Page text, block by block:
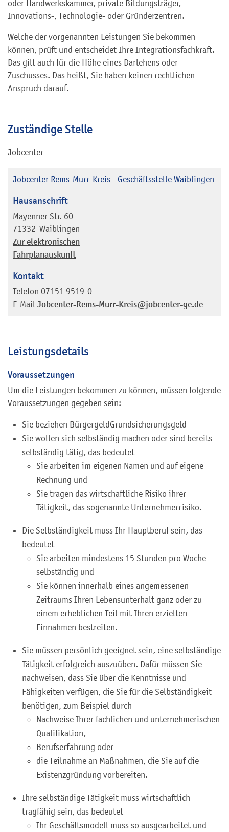
oder Handwerkskammer, private Bildungsträger,
Innovations-, Technologie- oder Gründerzentren.
Welche der vorgenannten Leistungen Sie bekommen
können, prüft und entscheidet Ihre Integrationsfachkraft.
Das gilt auch für die Höhe eines Darlehens oder
Zuschusses. Das heißt, Sie haben keinen rechtlichen
Anspruch darauf.
Zuständige Stelle
Jobcenter
Jobcenter Rems-Murr-Kreis - Geschäftsstelle Waiblingen
Hausanschrift
Mayenner Str. 60
71332 Waiblingen
Zur elektronischen
Fahrplanauskunft
Kontakt
Telefon 07151 9519-0
E-Mail Jobcenter-Rems-Murr-Kreis@jobcenter-ge.de
Leistungsdetails
Voraussetzungen
Um die Leistungen bekommen zu können, müssen folgende
Voraussetzungen gegeben sein:
Sie beziehen BürgergeldGrundsicherungsgeld
Sie wollen sich selbständig machen oder sind bereits
selbständig tätig, das bedeutet
Sie arbeiten im eigenen Namen und auf eigene
Rechnung und
Sie tragen das wirtschaftliche Risiko ihrer
Tätigkeit, das sogenannte Unternehmerrisiko.
Die Selbständigkeit muss Ihr Hauptberuf sein, das
bedeutet
Sie arbeiten mindestens 15 Stunden pro Woche
selbständig und
Sie können innerhalb eines angemessenen
Zeitraums Ihren Lebensunterhalt ganz oder zu
einem erheblichen Teil mit Ihren erzielten
Einnahmen bestreiten.
Sie müssen persönlich geeignet sein, eine selbständige
Tätigkeit erfolgreich auszuüben. Dafür müssen Sie
nachweisen, dass Sie über die Kenntnisse und
Fähigkeiten verfügen, die Sie für die Selbständigkeit
benötigen, zum Beispiel durch
Nachweise Ihrer fachlichen und unternehmerischen
Qualifikation,
Berufserfahrung oder
die Teilnahme an Maßnahmen, die Sie auf die
Existenzgründung vorbereiten.
Ihre selbständige Tätigkeit muss wirtschaftlich
tragfähig sein, das bedeutet
Ihr Geschäftsmodell muss so ausgearbeitet und